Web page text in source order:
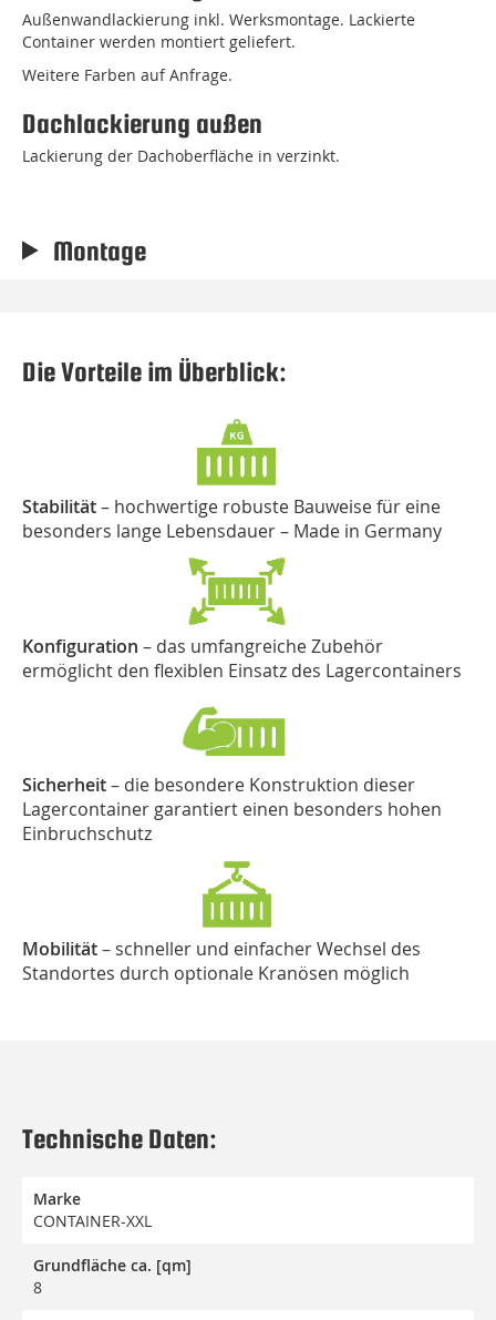
Außenwandlackierung inkl. Werksmontage. Lackierte
Container werden montiert geliefert.
Weitere Farben auf Anfrage.
Dachlackierung außen
Lackierung der Dachoberfläche in verzinkt.
Montage
Die Vorteile im Überblick:
Stabilität– hochwertige robuste Bauweise für eine
besonders lange Lebensdauer – Made in Germany
Konfiguration – das umfangreiche Zubehör
ermöglicht den flexiblen Einsatz des Lagercontainers
Sicherheit– die besondere Konstruktion dieser
Lagercontainer garantiert einen besonders hohen
Einbruchschutz
Mobilität– schneller und einfacher Wechsel des
Standortes durch optionale Kranösen möglich
Technische Daten:
Marke
CONTAINER-XXL
Grundfläche ca. [qm]
8